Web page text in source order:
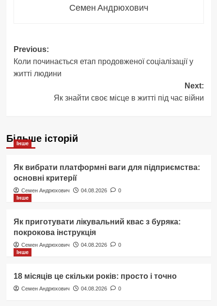
Семен Андрюхович
Post
navigation
Previous:
Коли починається етап продовженої соціалізації у
житті людини
Next:
Як знайти своє місце в житті під час війни
Більше історій
Інше
Як вибрати платформні ваги для підприємства:
основні критерії
Семен Андрюхович 04.08.2026
0
Інше
Як приготувати лікувальний квас з буряка:
покрокова інструкція
Семен Андрюхович 04.08.2026
0
Інше
18 місяців це скільки років: просто і точно
Семен Андрюхович 04.08.2026 0